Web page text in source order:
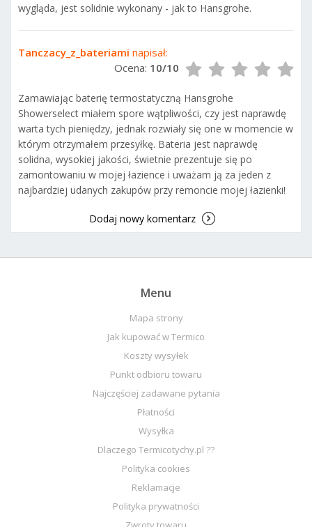
wygląda, jest solidnie wykonany - jak to Hansgrohe.
Tanczacy_z_bateriami napisał:
Ocena: 10/10
Zamawiając baterię termostatyczną Hansgrohe
Showerselect miałem spore wątpliwości, czy jest naprawdę
warta tych pieniędzy, jednak rozwiały się one w momencie w
którym otrzymałem przesyłkę. Bateria jest naprawdę
solidna, wysokiej jakości, świetnie prezentuje się po
zamontowaniu w mojej łazience i uważam ją za jeden z
najbardziej udanych zakupów przy remoncie mojej łazienki!
Dodaj nowy komentarz
Menu
Mapa strony
Jak kupować w Termico
Koszty wysyłek
Punkt odbioru towaru
Najczęściej zadawane pytania
Płatności
Wysyłka
Dlaczego Termicotychy.pl ??
Polityka cookies
Reklamacje
Polityka prywatności